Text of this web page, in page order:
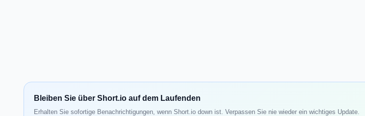
Bleiben Sie über Short.io auf dem Laufenden
Erhalten Sie sofortige Benachrichtigungen, wenn Short.io down ist. Verpassen Sie nie wieder ein wichtiges Update.